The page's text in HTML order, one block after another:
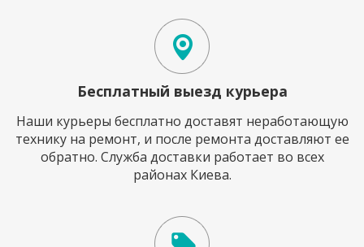
Бесплатный выезд курьера
Наши курьеры бесплатно доставят неработающую
технику на ремонт, и после ремонта доставляют ее
обратно. Служба доставки работает во всех
районах Киева.